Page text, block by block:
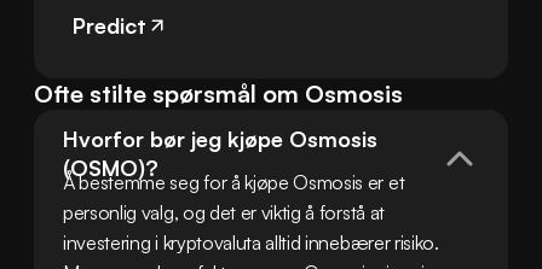
Predict
Ofte stilte spørsmål om Osmosis
Hvorfor bør jeg kjøpe Osmosis
(OSMO)?
Å bestemme seg for å kjøpe Osmosis er et
personlig valg, og det er viktig å forstå at
investering i kryptovaluta alltid innebærer risiko.